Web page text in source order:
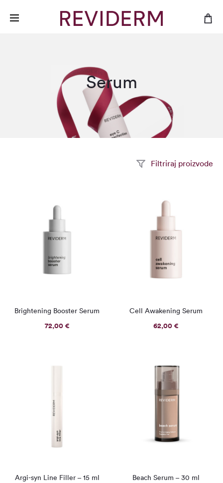
Serum
Filtriraj proizvode
Brightening Booster Serum
72,00€
Cell Awakening Serum
62,00€
Argi-syn Line Filler – 15 ml Beach Serum – 30 ml